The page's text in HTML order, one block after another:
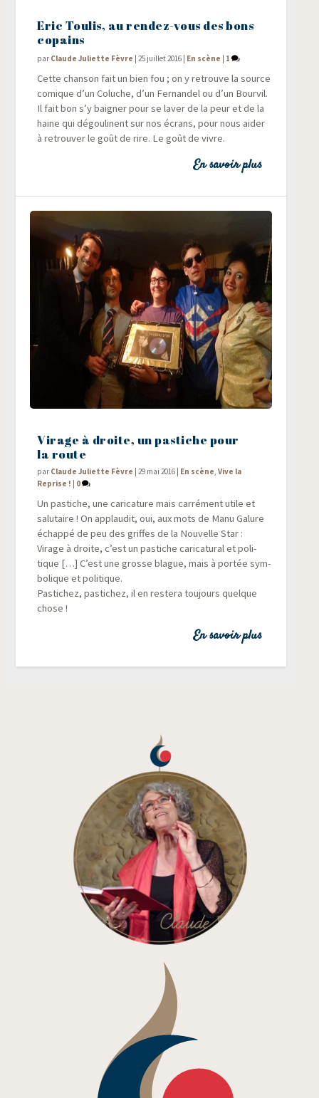
Eric Toulis, au rendez-vous des bons
copains
par Claude Juliette Fèvre |25 juillet 2016 | En scène | 1
Cette chan­son fait un bien fou ; on y retrouve la source
comique d’un Coluche, d’un Fer­nan­del ou d’un Bour­vil.
Il fait bon s’y bai­gner pour se laver de la peur et de la
haine qui dégou­linent sur nos écrans, pour nous aider
à retrou­ver le goût de rire. Le goût de vivre.
En savoir plus
Virage à droite, un pastiche pour
la route
par Claude Juliette Fèvre |29 mai 2016 En scène,Vive la
Reprise !
0
Un pas­tiche, une cari­ca­ture mais car­ré­ment utile et
salu­taire ! On applau­dit, oui, aux mots de Manu Galure
échap­pé de peu des griffes de la Nou­velle Star :
Virage à droite, c’est un pas­tiche cari­ca­tu­ral et poli­
tique […] C’est une grosse blague, mais à por­tée sym­
bo­lique et politique.
Pas­ti­chez, pas­ti­chez, il en res­te­ra tou­jours quelque
chose !
En savoir plus